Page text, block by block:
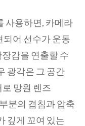
사용하면, 카메라
되어 선수가 운동
감을 연출할 수
광각은 그 공간
망원 렌즈
분의 겹침과 압축
깊게 꼬여 있는